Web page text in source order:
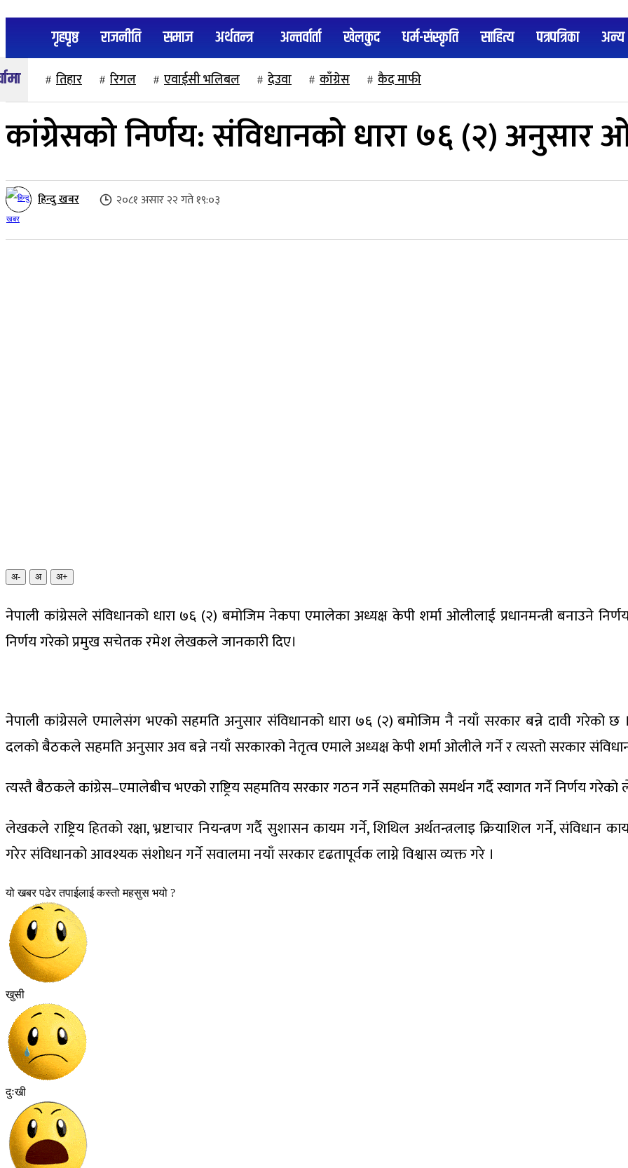
गृहपृष्ठ राजनीति समाज अर्थतन्त्र अन्तर्वार्ता खेलकुद धर्म-संस्कृति साहित्य पत्रपत्रिका अन्य
तिहार रिगल एवाईसी भलिबल देउवा काँग्रेस कैद माफी
कांग्रेसको निर्णय: संविधानको धारा ७६ (२) अनुसार
हिन्दु खबर २०८१ असार २२ गते १९:०३
अ- अ अ+
नेपाली कांग्रेसले संविधानको धारा ७६ (२) बमोजिम नेकपा एमालेका अध्यक्ष केपी शर्मा ओलीलाई प्रधानमन्त्री बनाउने
निर्णय गरेको प्रमुख सचेतक रमेश लेखकले जानकारी दिए।
नेपाली कांग्रेसले एमालेसंग भएको सहमति अनुसार संविधानको धारा ७६ (२) बमोजिम नै नयाँ सरकार बन्ने दावी गरेको
दलको बैठकले सहमति अनुसार अव बन्ने नयाँ सरकारको नेतृत्व एमाले अध्यक्ष केपी शर्मा ओलीले गर्ने र त्यस्तो सरकार
त्यस्तै बैठकले कांग्रेस–एमालेबीच भएको राष्ट्रिय सहमतिय सरकार गठन गर्ने सहमतिको समर्थन गर्दै स्वागत गर्ने निर्णय
लेखकले राष्ट्रिय हितको रक्षा, भ्रष्टाचार नियन्त्रण गर्दै सुशासन कायम गर्ने, शिथिल अर्थतन्त्रलाइ क्रियाशिल गर्ने,
गरेर संविधानको आवश्यक संशोधन गर्ने सवालमा नयाँ सरकार दृढतापूर्वक लाग्ने विश्वास व्यक्त गरे ।
यो खबर पढेर तपाईलाई कस्तो महसुस भयो ?
खुसी
दुःखी